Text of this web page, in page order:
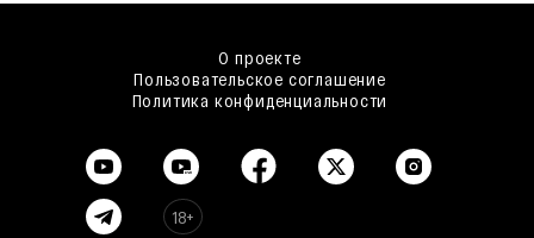
О проекте
Пользовательское соглашение
Политика конфиденциальности
18+